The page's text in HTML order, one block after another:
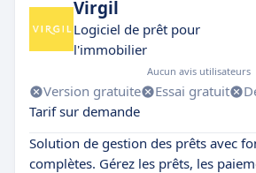
Virgil
Logiciel de prêt pour
l'immobilier
Aucun avis utilisateurs
Version gratuite Essai gratuit
Tarif sur demande
Solution de gestion des prêts avec
complètes. Gérez les prêts, les